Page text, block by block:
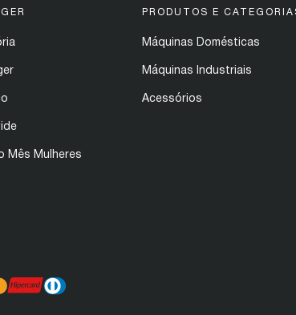
Mês Mulheres
PRODUTOS E
Máquinas Domésticas
Máquinas Industriais
Acessórios